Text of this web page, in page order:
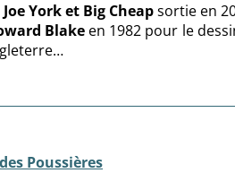
Joe York et Big Cheapsortie en
Blakeen 1982 pour le
Poussières